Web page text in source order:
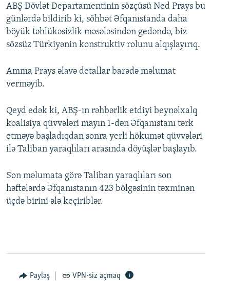
ABŞ Dövlət Departamentinin sözçüsü Ned Prays bu
günlərdə bildirib ki, söhbət Əfqanıstanda daha
böyük təhlükəsizlik məsələsindən gedəndə, biz
sözsüz Türkiyənin konstruktiv rolunu alqışlayırıq.
Amma Prays əlavə detallar barədə məlumat
verməyib.
Qeyd edək ki, ABŞ-ın rəhbərlik etdiyi beynəlxalq
koalisiya qüvvələri mayın 1-dən Əfqanıstanı tərk
etməyə başladıqdan sonra yerli hökumət qüvvələri
ilə Taliban yaraqlıları arasında döyüşlər başlayıb.
Son məlumata görə Taliban yaraqlıları son
həftələrdə Əfqanıstanın 423 bölgəsinin təxminən
üçdə birini ələ keçiriblər.
Paylaş VPN-siz açmaq